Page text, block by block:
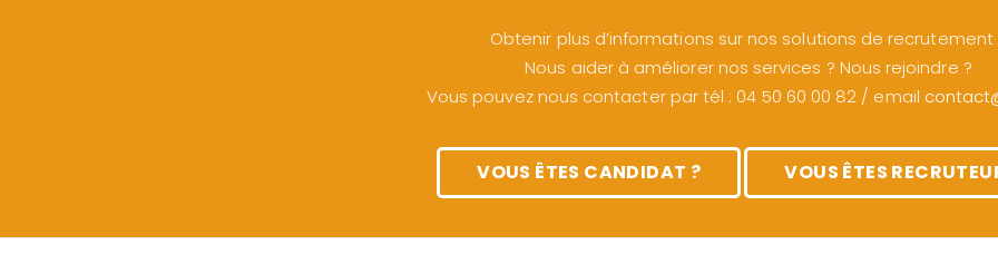
VOUS AVEZ UNE QUESTION ? VOUS CHERCHEZ À RECRUTER